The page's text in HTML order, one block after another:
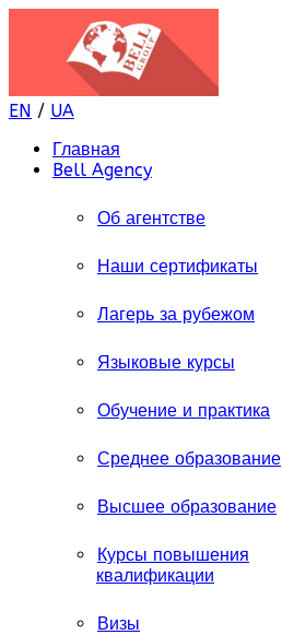
EN / UA
Главная
Bell Agency
Об агентстве
Наши сертификаты
Лагерь за рубежом
Языковые курсы
Обучение и практика
Среднее образование
Высшее образование
Курсы повышения
квалификации
Визы